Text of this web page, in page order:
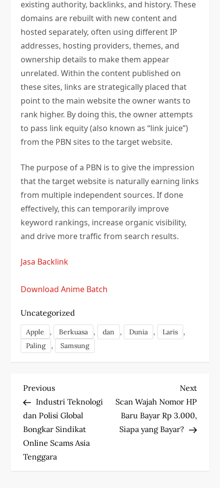
existing authority, backlinks, and history. These
domains are rebuilt with new content and
hosted separately, often using different IP
addresses, hosting providers, themes, and
ownership details to make them appear
unrelated. Within the content published on
these sites, links are strategically placed that
point to the main website the owner wants to
rank higher. By doing this, the owner attempts
to pass link equity (also known as “link juice”)
from the PBN sites to the target website.
The purpose of a PBN is to give the impression
that the target website is naturally earning links
from multiple independent sources. If done
effectively, this can temporarily improve
keyword rankings, increase organic visibility,
and drive more traffic from search results.
Jasa Backlink
Download Anime Batch
Uncategorized
Apple , Berkuasa , dan , Dunia , Laris ,
Paling , Samsung
P
o
s
t
Previous
Post
Previous
Industri Teknologi
dan Polisi Global
Bongkar Sindikat
Online Scams Asia
Tenggara
Next
Post
Next
Scan Wajah Nomor HP
Baru Bayar Rp 3.000,
Siapa yang Bayar?